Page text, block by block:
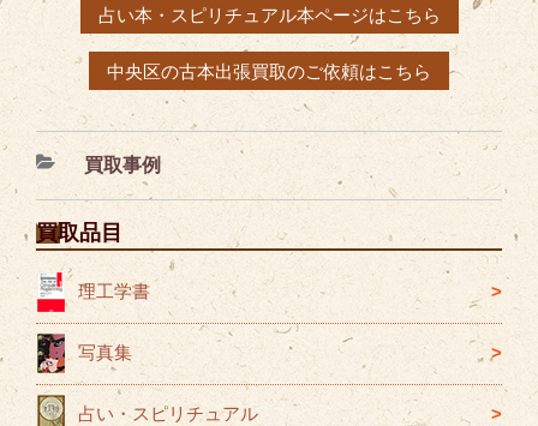
占い本・スピリチュアル本ページはこちら
中央区の古本出張買取のご依頼はこちら
カ
テ
ゴ
リ
ー
買取事例
買取品目
理工学書
写真集
占い・スピリチュアル